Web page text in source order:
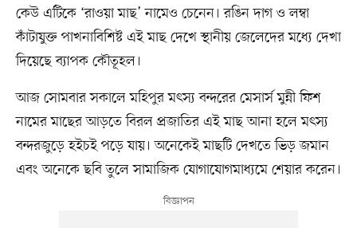
কেউ এটিকে ‘রাওয়া মাছ’ নামেও চেনেন। রঙিন দাগ ও লম্বা
কাঁটাযুক্ত পাখনাবিশিষ্ট এই মাছ দেখে স্থানীয় জেলেদের মধ্যে দেখা
দিয়েছে ব্যাপক কৌতূহল।
আজ সোমবার সকালে মহিপুর মৎস্য বন্দরের মেসার্স মুন্নী ফিশ
নামের মাছের আড়তে বিরল প্রজাতির এই মাছ আনা হলে মৎস্য
বন্দরজুড়ে হইচই পড়ে যায়। অনেকেই মাছটি দেখতে ভিড় জমান
এবং অনেকে ছবি তুলে সামাজিক যোগাযোগমাধ্যমে শেয়ার করেন।